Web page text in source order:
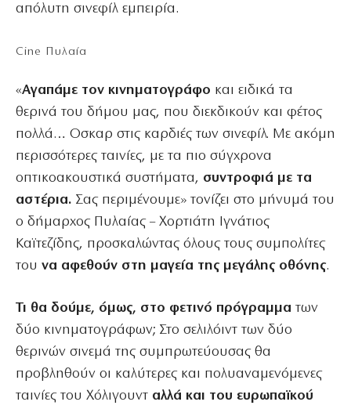
απόλυτη σινεφίλ εμπειρία.
Cine Πυλαία
«Αγαπάμε τον κινηματογράφο και ειδικά τα
θερινά του δήμου μας, που διεκδικούν και φέτος
πολλά… Οσκαρ στις καρδιές των σινεφίλ. Με ακόμη
περισσότερες ταινίες, με τα πιο σύγχρονα
οπτικοακουστικά συστήματα, συντροφιά με τα
αστέρια. Σας περιμένουμε» τονίζει στο μήνυμά του
ο δήμαρχος Πυλαίας – Χορτιάτη Ιγνάτιος
Καϊτεζίδης, προσκαλώντας όλους τους συμπολίτες
του να αφεθούν στη μαγεία της μεγάλης οθόνης.
Τι θα δούμε, όμως, στο φετινό πρόγραμμα των
δύο κινηματογράφων; Στο σελιλόιντ των δύο
θερινών σινεμά της συμπρωτεύουσας θα
προβληθούν οι καλύτερες και πολυαναμενόμενες
ταινίες του Χόλιγουντ αλλά και του ευρωπαϊκού